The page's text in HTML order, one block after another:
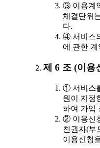
③ 이용계
체결단위
다.
④ 서비스
에 관한
제 6 조 (이용
① 서비스
원이 지정
하여 가입
② 이용신
친권자(부
이용신청